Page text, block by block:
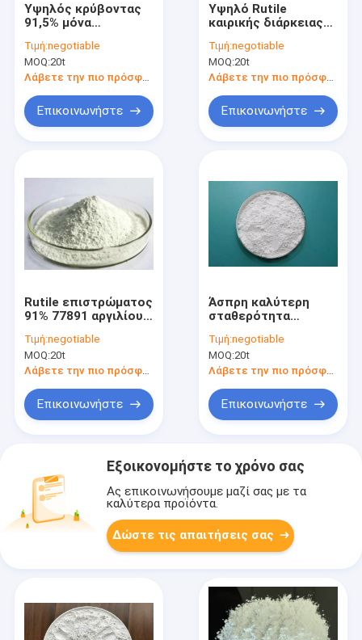
Υψηλός κρύβοντας
91,5% μόνα
χρώματα προϊόντων
διοξειδίου τιτανίου
Τιμή:negotiable
MOQ:20t
Λάβετε την πιο πρόσφατη τιμή
Επικοινωνήστε
Υψηλό Rutile
καιρικής διάρκειας
διοξείδιο
Tio2 τιτανίου
Τιμή:negotiable
MOQ:20t
Επικοινωνήστε
Rutile επιστρώματος
91% 77891 αργιλίου
Rutile Tio2
Τιμή:negotiable
MOQ:20t
Λάβετε την πιο πρόσφατη τιμή
Επικοινωνήστε
Άσπρη καλύτερη
σταθερότητα
92% υψηλή
καλύπτοντας Ti02
Τιμή:negotiable
MOQ:20t
Λάβετε την πιο πρόσφατη τιμή
Επικοινωνήστε
Εξοικονομήστε το χρόνο σας
Ας επικοινωνήσουμε μαζί σας με τα
καλύτερα προϊόντα.
Δώστε τις απαιτήσεις σας